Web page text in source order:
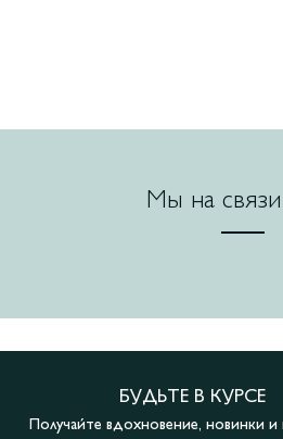
Мы на
БУДЬТЕ В КУРСЕ
Получайте вдохновение, новинки и